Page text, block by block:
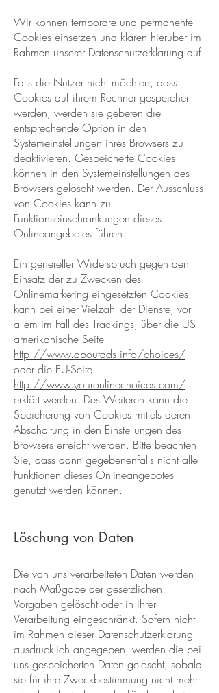
Wir können temporäre und permanente
Cookies einsetzen und klären hierüber im
Rahmen unserer Datenschutzerklärung auf.
Falls die Nutzer nicht möchten, dass
Cookies auf ihrem Rechner gespeichert
werden, werden sie gebeten die
entsprechende Option in den
Systemeinstellungen ihres Browsers zu
deaktivieren. Gespeicherte Cookies
können in den Systemeinstellungen des
Browsers gelöscht werden. Der Ausschluss
von Cookies kann zu
Funktionseinschränkungen dieses
Onlineangebotes führen.
Ein genereller Widerspruch gegen den
Einsatz der zu Zwecken des
Onlinemarketing eingesetzten Cookies
kann bei einer Vielzahl der Dienste, vor
allem im Fall des Trackings, über die US-
amerikanische Seite
http://www.aboutads.info/choices/
oder die EU-Seite
http://www.youronlinechoices.com/
erklärt werden. Des Weiteren kann die
Speicherung von Cookies mittels deren
Abschaltung in den Einstellungen des
Browsers erreicht werden. Bitte beachten
Sie, dass dann gegebenenfalls nicht alle
Funktionen dieses Onlineangebotes
genutzt werden können.
Löschung von Daten
Die von uns verarbeiteten Daten werden
nach Maßgabe der gesetzlichen
Vorgaben gelöscht oder in ihrer
Verarbeitung eingeschränkt. Sofern nicht
im Rahmen dieser Datenschutzerklärung
ausdrücklich angegeben, werden die bei
uns gespeicherten Daten gelöscht, sobald
sie für ihre Zweckbestimmung nicht mehr